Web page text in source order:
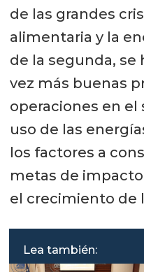
de las grandes
alimentaria y la
de la segunda, se
vez más buenas
operaciones en el
uso de las
los factores a
metas de
el crecimiento de
Lea también: